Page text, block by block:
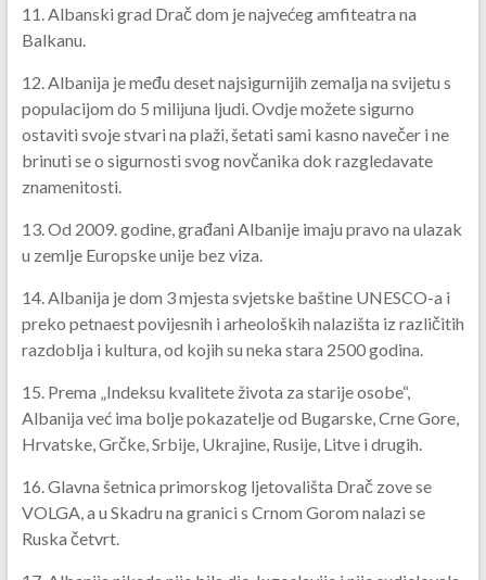
11. Albanski grad Drač dom je najvećeg amfiteatra na
Balkanu.
12. Albanija je među deset najsigurnijih zemalja na svijetu s
populacijom do 5 milijuna ljudi. Ovdje možete sigurno
ostaviti svoje stvari na plaži, šetati sami kasno navečer i ne
brinuti se o sigurnosti svog novčanika dok razgledavate
znamenitosti.
13. Od 2009. godine, građani Albanije imaju pravo na ulazak
u zemlje Europske unije bez viza.
14. Albanija je dom 3 mjesta svjetske baštine UNESCO-a i
preko petnaest povijesnih i arheoloških nalazišta iz različitih
razdoblja i kultura, od kojih su neka stara 2500 godina.
15. Prema „Indeksu kvalitete života za starije osobe“,
Albanija već ima bolje pokazatelje od Bugarske, Crne Gore,
Hrvatske, Grčke, Srbije, Ukrajine, Rusije, Litve i drugih.
16. Glavna šetnica primorskog ljetovališta Drač zove se
VOLGA, a u Skadru na granici s Crnom Gorom nalazi se
Ruska četvrt.